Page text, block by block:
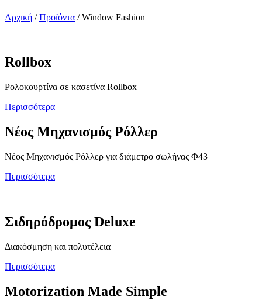
Αρχική /Προϊόντα /Window Fashion
Rollbox
Ρολοκουρτίνα σε κασετίνα Rollbox
Περισσότερα
Νέος Μηχανισμός Ρόλλερ
Νέος Μηχανισμός Ρόλλερ για διάμετρο σωλήνας Φ43
Περισσότερα
Σιδηρόδρομος Deluxe
Διακόσμηση και πολυτέλεια
Περισσότερα
Motorization Made Simple